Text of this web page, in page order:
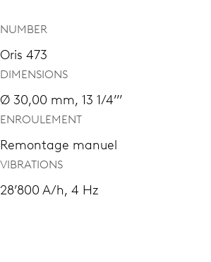
NUMBER
Oris 473
DIMENSIONS
Ø 30,00 mm, 13 1/4’’’
ENROULEMENT
Remontage manuel
VIBRATIONS
28’800 A/h, 4 Hz